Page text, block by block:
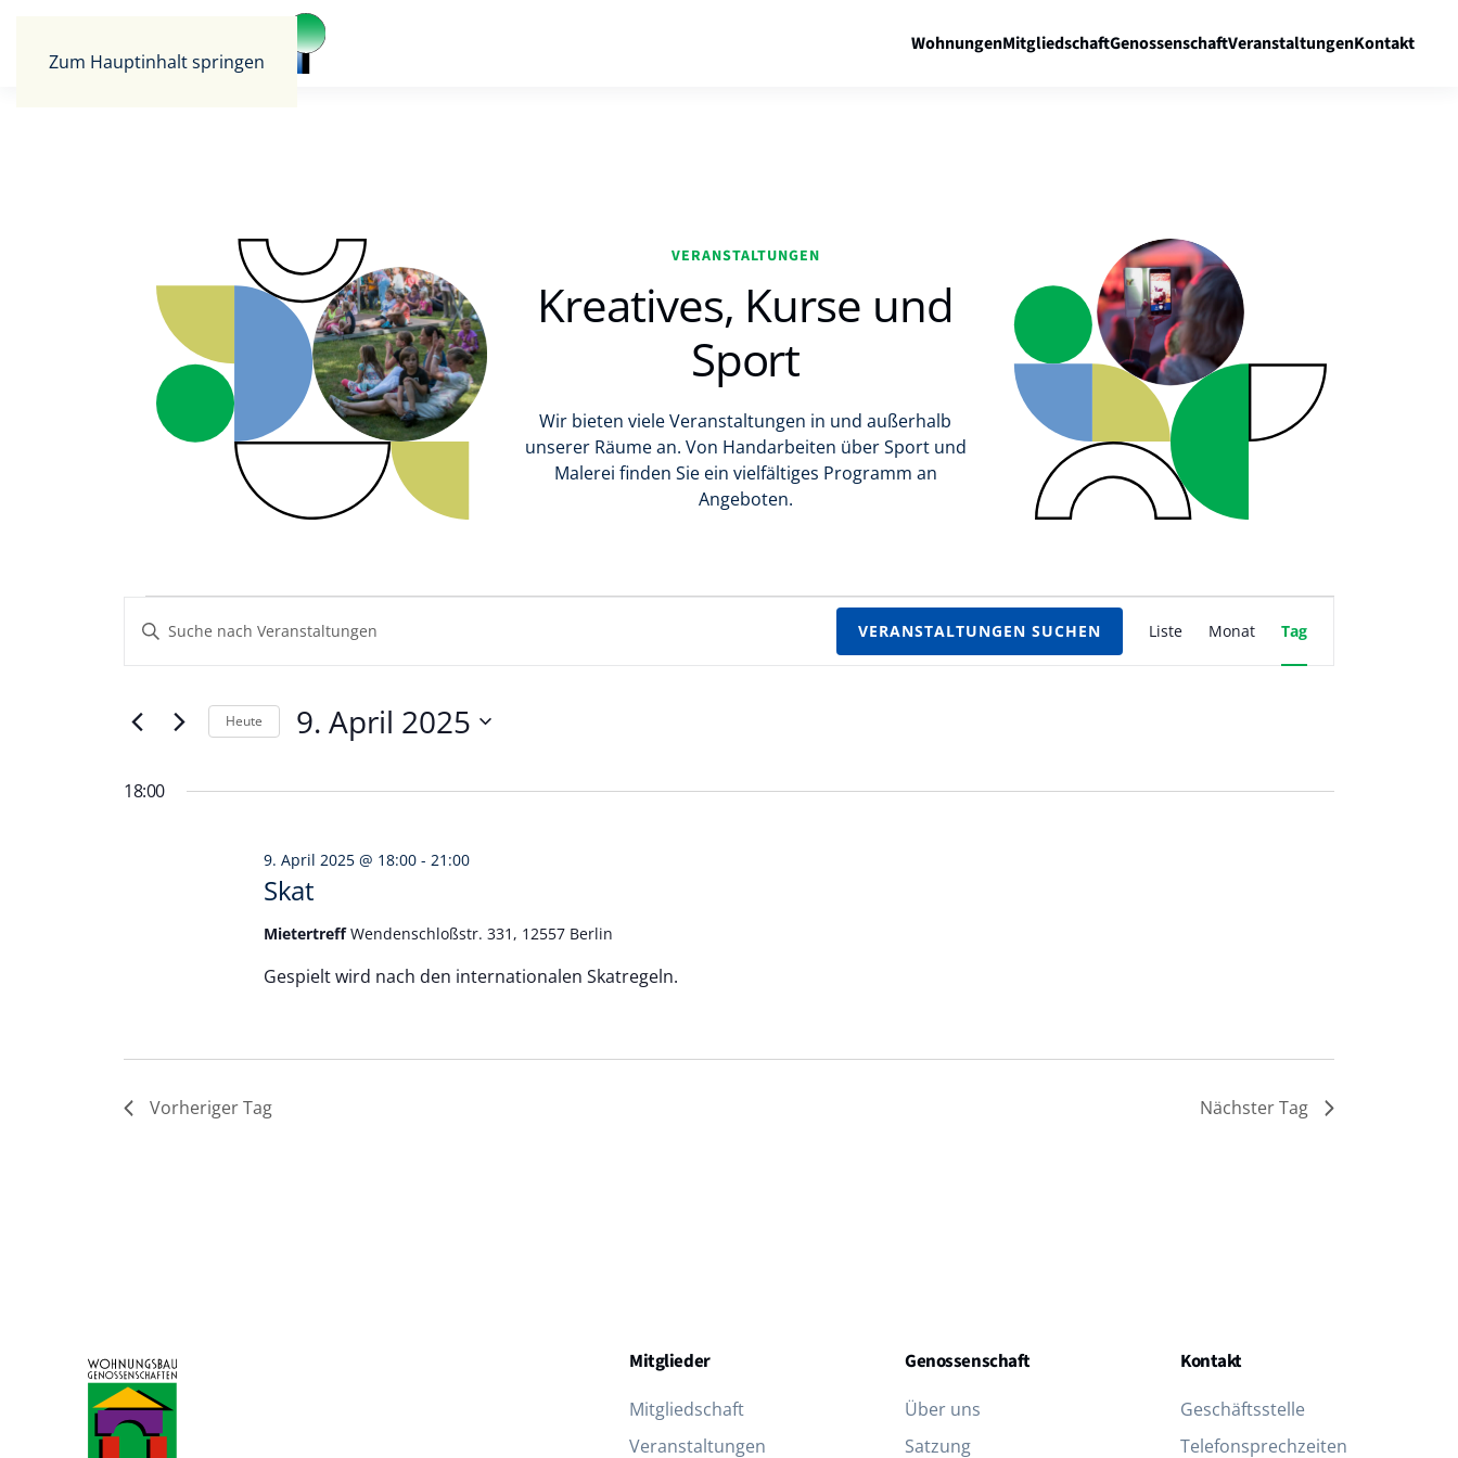
Zum Hauptinhalt springen
WohnungenMitgliedschaftGenossenschaftVeranstaltungenKontakt
VERANSTALTUNGEN
Kreatives, Kurse und
Sport
Wir bieten viele Veranstaltungen in und außerhalb
unserer Räume an. Von Handarbeiten über Sport und
Malerei finden Sie ein vielfältiges Programm an
Angeboten.
Veranstaltungen
für
9.
April
Veranstaltungen
Such-
und
Ansichtennavigation
Geben
Schlüsselwort.
Suche
Veranstaltungen
Schlüsselwort.
VERANSTALTUNGEN SUCHEN
Ansichten-
Liste Monat Tag
Heute 9. April 2025
18:00
Skat
9. April 2025 @ 18:00 -21:00
MietertreffWendenschloßstr. 331, 12557 Berlin
Gespielt wird nach den internationalen Skatregeln.
Vorheriger Tag Nächster Tag
Mitglieder
Mitgliedschaft
Veranstaltungen
Genossenschaft
Über uns
Satzung
Kontakt
Geschäftsstelle
Telefon­sprechzeiten